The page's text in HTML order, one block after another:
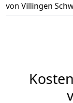
von Villingen